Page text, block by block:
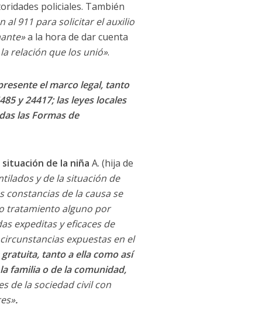
policiales. También
al 911 para solicitar el auxilio
a la hora de dar cuenta
relación que los unió».
el marco legal, tanto
y 24417; las leyes locales
las Formas de
situación de la niña A. (hija de
y de la situación de
constancias de la causa se
tratamiento alguno por
expeditas y eficaces de
expuestas en el
tanto a ella como así
familia o de la comunidad,
de la sociedad civil con
.